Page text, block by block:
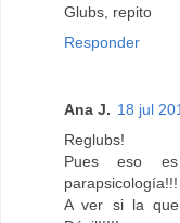
Glubs, repito
Responder
Ana J. 18 jul
Reglubs!
Pues eso
parapsicología!!!
A ver si la